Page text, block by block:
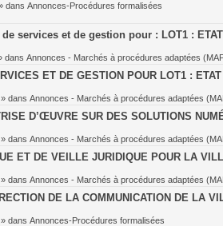
dans Annonces-Procédures formalisées
services et de gestion pour : LOT1 :
dans Annonces - Marchés à procédures adaptées
ET DE GESTION POUR LOT1 :
» dans Annonces - Marchés à procédures adaptées
D’ŒUVRE SUR DES SOLUTIONS
» dans Annonces - Marchés à procédures adaptées
ET DE VEILLE JURIDIQUE POUR LA
» dans Annonces - Marchés à procédures adaptées
DE LA COMMUNICATION DE LA
» dans Annonces-Procédures formalisées